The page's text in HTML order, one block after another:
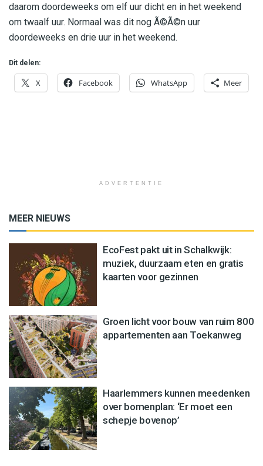
daarom doordeweeks om elf uur dicht en in het weekend
om twaalf uur. Normaal was dit nog Ã©Ã©n uur
doordeweeks en drie uur in het weekend.
Dit delen:
X Facebook WhatsApp Meer
ADVERTENTIE
MEER NIEUWS
EcoFest pakt uit in Schalkwijk:
muziek, duurzaam eten en gratis
kaarten voor gezinnen
Groen licht voor bouw van ruim 800
appartementen aan Toekanweg
Haarlemmers kunnen meedenken
over bomenplan: ‘Er moet een
schepje bovenop’